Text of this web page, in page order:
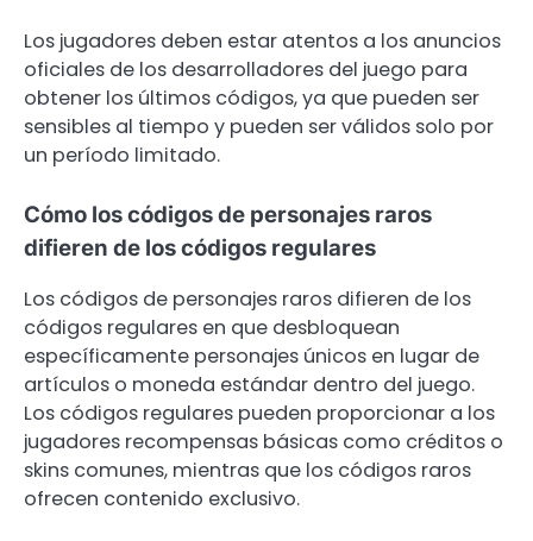
Los jugadores deben estar atentos a los anuncios
oficiales de los desarrolladores del juego para
obtener los últimos códigos, ya que pueden ser
sensibles al tiempo y pueden ser válidos solo por
un período limitado.
Cómo los códigos de personajes raros
difieren de los códigos regulares
Los códigos de personajes raros difieren de los
códigos regulares en que desbloquean
específicamente personajes únicos en lugar de
artículos o moneda estándar dentro del juego.
Los códigos regulares pueden proporcionar a los
jugadores recompensas básicas como créditos o
skins comunes, mientras que los códigos raros
ofrecen contenido exclusivo.